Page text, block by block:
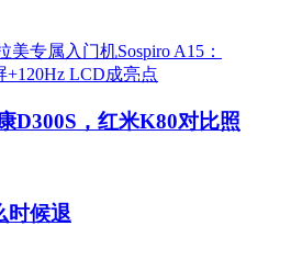
D300S，红米K80对比照
时候退